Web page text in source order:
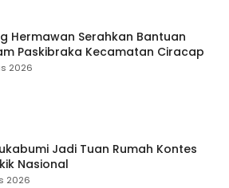
Hermawan Serahkan Bantuan
Paskibraka Kecamatan Ciracap
2026
Jadi Tuan Rumah Kontes
Nasional
2026